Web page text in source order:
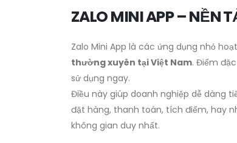
ZALO MINI APP – NỀN
Zalo Mini App là các ứng dụng nhỏ
thường xuyên tại Việt Nam. Điểm
sử dụng ngay.
Điều này giúp doanh nghiệp dễ dàng
đặt hàng, thanh toán, tích điểm, hay
không gian duy nhất.